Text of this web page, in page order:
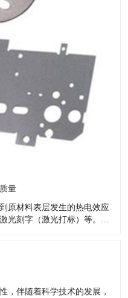
量
原材料表层发生的热电效应
光刻字（激光打标）等。现
模具投资：塑料激光切割加
，伴随着科学技术的发展，